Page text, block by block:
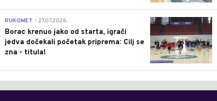
0
RUKOMET 27.07.2026.
Borac krenuo jako od starta, igrači
jedva dočekali početak priprema: Cilj se
zna - titula!